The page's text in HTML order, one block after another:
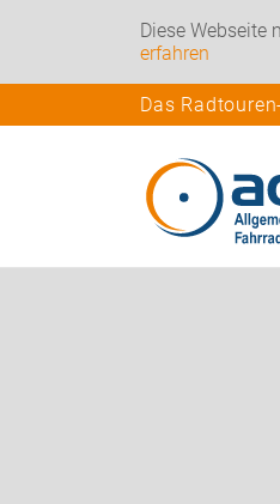
Diese Webseite
erfahren
Das